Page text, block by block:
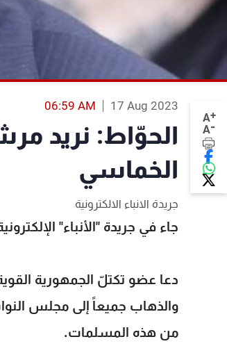
A+
A-
17 Aug 2023
06:59 AM
الحوّاط: نريد
الخماسي
جريدة الانباء الالكترونية
جاء في جريدة "الأنباء"
دعا عضو تكتلّ الجمهورية
والذهاب جميعاً إلى مجلس
من هذه المسلمات.